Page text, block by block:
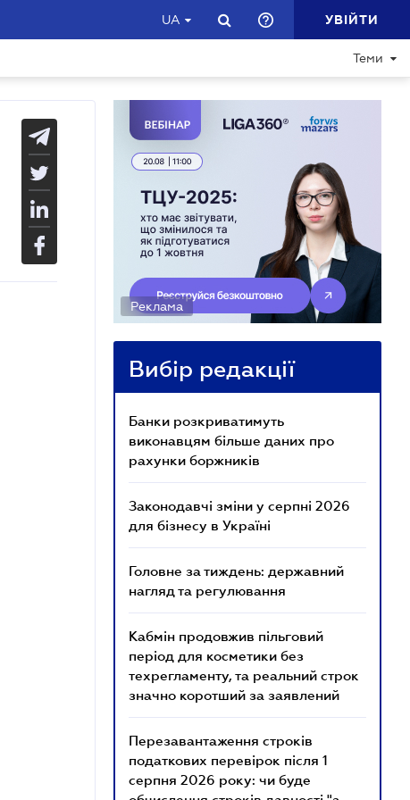
UA УВІЙТИ
Теми
Реклама
Вибір редакції
Банки розкриватимуть
виконавцям більше даних про
рахунки боржників
Законодавчі зміни у серпні 2026
для бізнесу в Україні
Головне за тиждень: державний
нагляд та регулювання
Кабмін продовжив пільговий
період для косметики без
техрегламенту, та реальний строк
значно коротший за заявлений
Перезавантаження строків
податкових перевірок після 1
серпня 2026 року: чи буде